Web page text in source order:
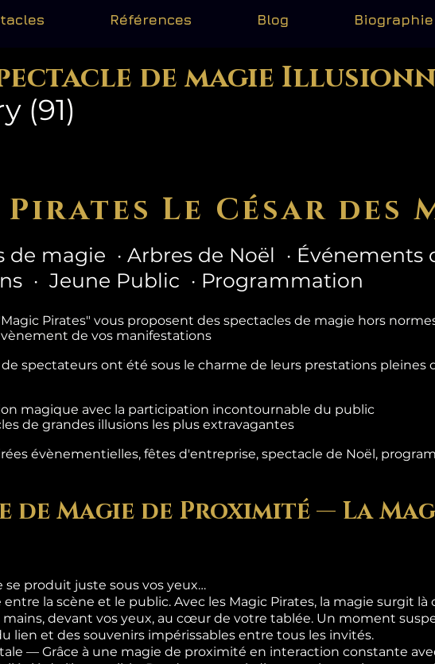
Références Blog Biographie
de magie
(91)
Le César des
de magie · Arbres de Noël · Événements
· Jeune Public · Programmation
Pirates" vous proposent des spectacles de magie hors
de vos manifestations
de spectateurs ont été sous le charme de leurs prestations pleines
magique avec la participation incontournable du public
de grandes illusions les plus extravagantes
évènementielles, fêtes d'entreprise, spectacle de Noël,
de Magie de Proximité — La
se produit juste sous vos yeux…
la scène et le public. Avec les Magic Pirates, la magie surgit
devant vos yeux, au cœur de votre tablée. Un moment
lien et des souvenirs impérissables entre tous les invités.
— Grâce à une magie de proximité en interaction constante